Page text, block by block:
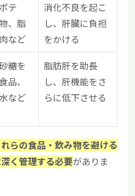
テ
、脂
など
消化不良を起こ
し、肝臓に負担
をかける
糖を
品、
など
脂肪肝を助長
し、肝機能をさ
らに低下させる
らの食品・飲み物を避ける
く管理する必要がありま